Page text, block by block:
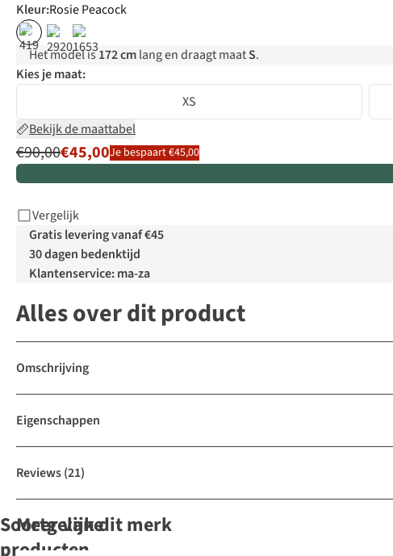
Kleur:Rosie Peacock
% % %
Het model is172 cmlang en draagt maatS.
Kies je maat:
XS
Bekijk de maattabel
€90,00€45,00Je bespaart €45,00
Vergelijk
Gratis levering vanaf €45
30 dagen bedenktijd
Klantenservice: ma-za
Alles over dit product
Omschrijving
Eigenschappen
Reviews(21)
Soortgelijke
producten
Meer van dit merk